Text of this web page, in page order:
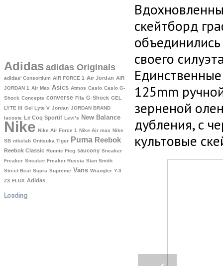
Adidas adidas Originals
adidas' Consortium AIR FORCE 1 Air Jordan AIR
JORDAN 1 Air Max Asics Atmos Casio Casio G-
Shock Concepts converse Fila G-Shock GEL
LYTE III Gel Lyte V Jordan JORDAN BRAND
lacoste Le Coq Sportif Levi’s New Balance
Nike Nike Air Force 1 Nike Air max Nike
SB nikelab Onitsuka Tiger Puma Reebok
Reebok Classic Ronnie Fieg saucony Sneaker
Freaker Sneaker Freaker Russia Stan Smith
Street Beat Supra Supreme Vans Wrangler Y-3
ZX FLUX Аdidas
Loading
скейтборд
своего
125mm
зерненой
дубления, с
культовые